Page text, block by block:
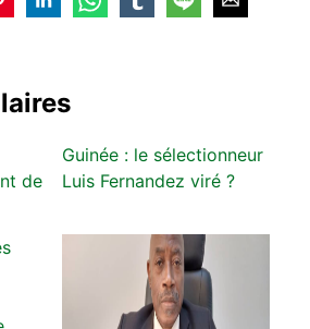
de
Guinée : le sélectionneur
Luis Fernandez viré ?